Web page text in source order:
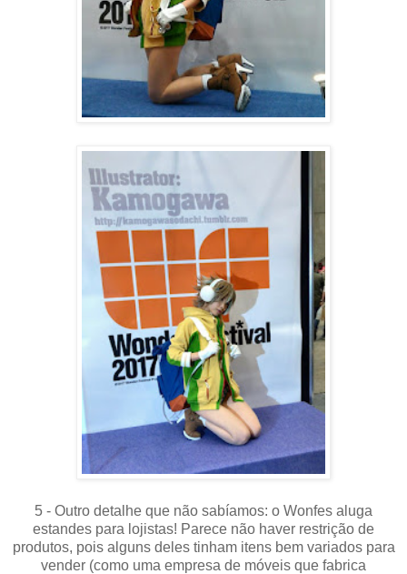
5 - Outro detalhe que não sabíamos: o Wonfes aluga
estandes para lojistas! Parece não haver restrição de
produtos, pois alguns deles tinham itens bem variados para
vender (como uma empresa de móveis que fabrica